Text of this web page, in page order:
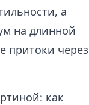
а
на длинной
притоки через
как